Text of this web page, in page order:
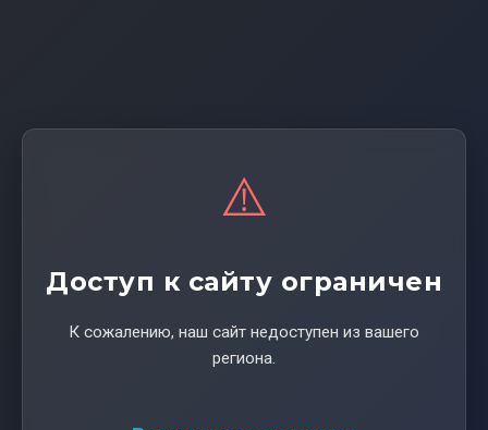
⚠️
Доступ к сайту ограничен
К сожалению, наш сайт недоступен из вашего
региона.